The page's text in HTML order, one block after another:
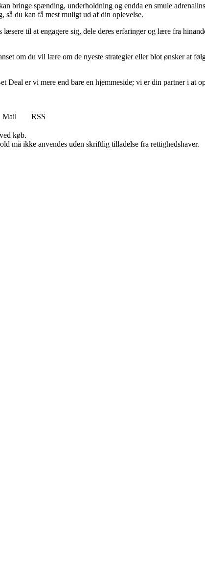
bringe spænding, underholdning og endda en smule
så du kan få mest muligt ud af din oplevelse.
til at engagere sig, dele deres erfaringer og lære fra
om du vil lære om de nyeste strategier eller blot ønsker at
er vi mere end bare en hjemmeside; vi er din partner i at
Mail
RSS
køb.
må ikke anvendes uden skriftlig tilladelse fra rettighedshaver.